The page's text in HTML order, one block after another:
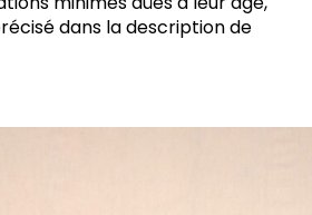
dans la description de